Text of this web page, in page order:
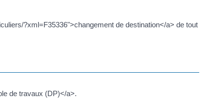
?xml=F35336">changement de destination</a> de tout
de travaux (DP)</a>.